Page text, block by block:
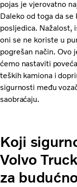
pojas je vjerovatno
Daleko od toga da
posljedica. Nažalost,
oni se ne koriste u
pogrešan način.
ćemo nastaviti
teških kamiona i
sigurnosti među
saobraćaju.
Koji
Volvo
za